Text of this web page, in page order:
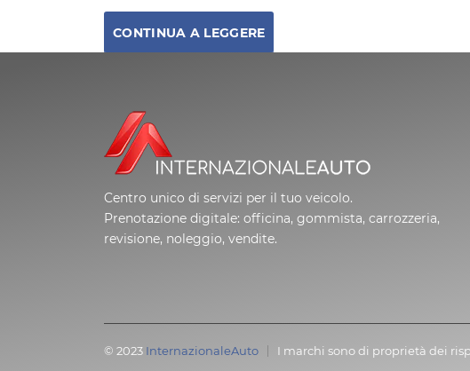
CONTINUA A LEGGERE
Centro unico di servizi per il tuo veicolo.
Prenotazione digitale: officina, gommista, carrozzeria,
revisione, noleggio, vendite.
© 2023 InternazionaleAuto I marchi sono di proprietà dei